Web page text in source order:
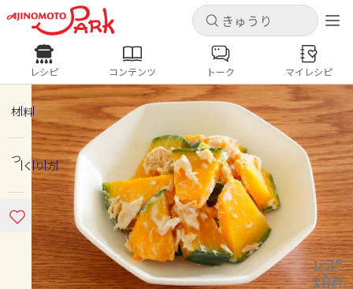
キャンセル
ログインするとレシピを保存できます
ログイン 新規登録
ホーム
コンテンツ
レシピ
キャンセル
レシピ コンテンツ
人気の食材・レシピ
きゅうり なす トマト
とうもろこし
ピーマン
みょうが ゴーヤ
レシピ コンテンツ トーク マイレシピ
材料
つくり方